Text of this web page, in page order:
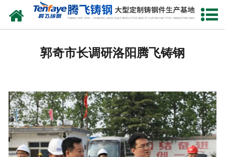
网站首页
客户案例
生产能力
郭奇市长调研洛阳腾飞铸钢